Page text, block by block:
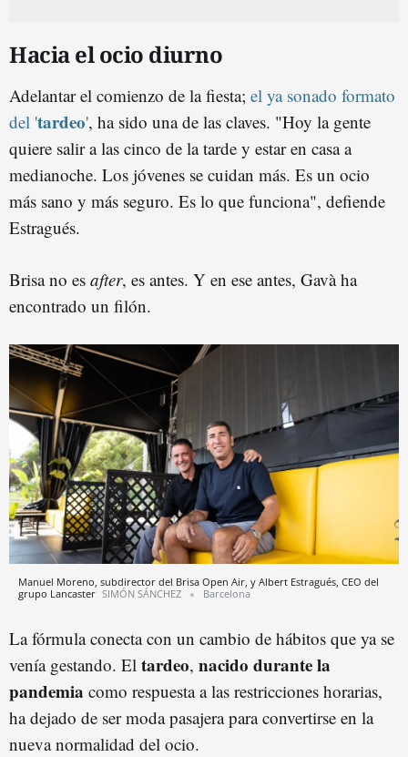
Hacia el ocio diurno
Adelantar el comienzo de la fiesta; el ya sonado formato
del 'tardeo', ha sido una de las claves. "Hoy la gente
quiere salir a las cinco de la tarde y estar en casa a
medianoche. Los jóvenes se cuidan más. Es un ocio
más sano y más seguro. Es lo que funciona", defiende
Estragués.
Brisa no es after, es antes. Y en ese antes, Gavà ha
encontrado un filón.
Manuel Moreno, subdirector del Brisa Open Air, y Albert Estragués, CEO del
grupo Lancaster SIMÓN SÁNCHEZ Barcelona
La fórmula conecta con un cambio de hábitos que ya se
venía gestando. El tardeo, nacido durante la
pandemia como respuesta a las restricciones horarias,
ha dejado de ser moda pasajera para convertirse en la
nueva normalidad del ocio.